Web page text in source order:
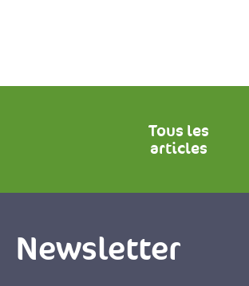
Tous les
articles
Newsletter